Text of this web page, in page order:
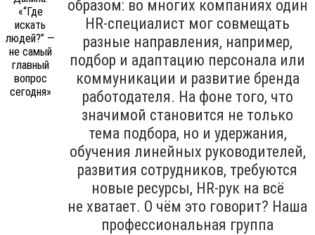
образом: во многих компаниях один
HR-специалист мог совмещать
разные направления, например,
подбор и адаптацию персонала или
коммуникации и развитие бренда
работодателя. На фоне того, что
значимой становится не только
тема подбора, но и удержания,
обучения линейных руководителей,
развития сотрудников, требуются
новые ресурсы, HR-рук на всё
не хватает. О чём это говорит? Наша
профессиональная группа